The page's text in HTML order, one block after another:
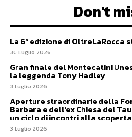
Don't
La 6ª edizione di OltreLaRocca
30 Luglio 2026
Gran finale del Montecatini
la leggenda Tony Hadley
3 Luglio 2026
Aperture straordinarie della
Barbara e dell’ex Chiesa del
un ciclo di incontri alla
3 Luglio 2026